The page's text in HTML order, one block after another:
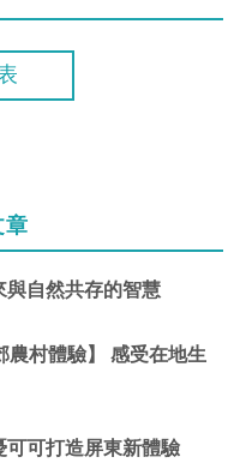
章
與自然共存的智慧
農村體驗】 感受在地生
可打造屏東新體驗